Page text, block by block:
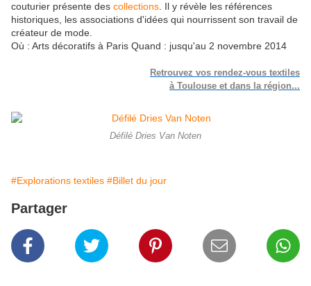
couturier présente des collections . Il y révèle les références
historiques, les associations d'idées qui nourrissent son travail de
créateur de mode.
Où : Arts décoratifs à Paris Quand : jusqu'au 2 novembre 2014
Retrouvez vos rendez-vous textiles
à Toulouse et dans la région...
Défilé Dries Van Noten
#Explorations textiles #Billet du jour
Partager